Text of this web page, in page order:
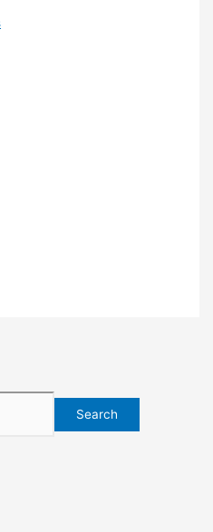
Search